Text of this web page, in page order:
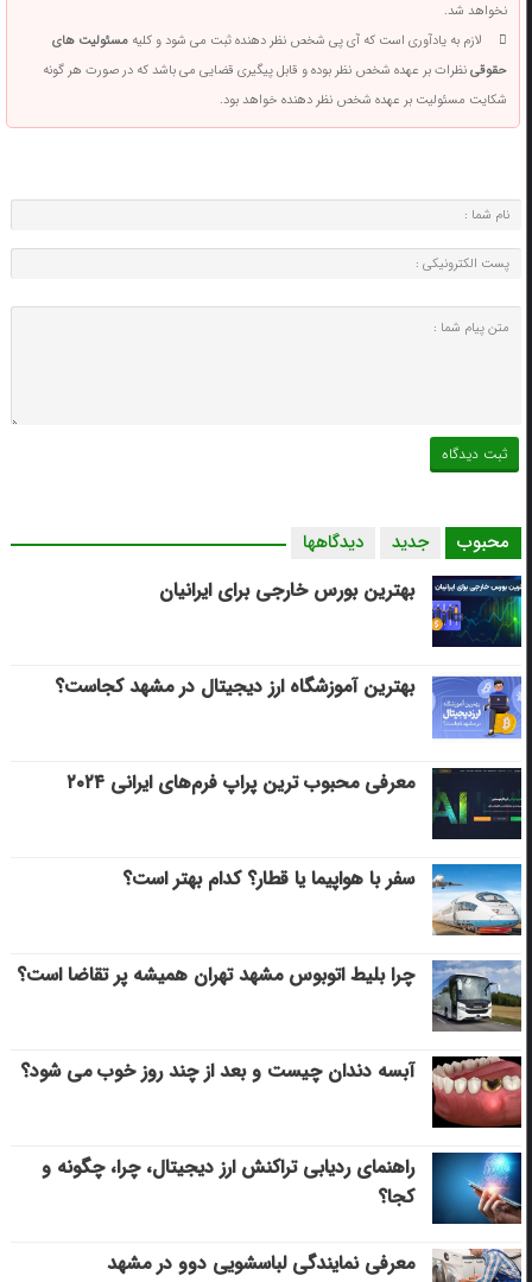
نخواهد شد.
لازم به یادآوری است که آی پی شخص نظر دهنده ثبت می شود و کلیهمسئولیت های
حقوقینظرات بر عهده شخص نظر بوده و قابل پیگیری قضایی می باشد که در صورت هر گونه
شکایت مسئولیت بر عهده شخص نظر دهنده خواهد بود.
محبوب جدید دیدگاهها
بهترین بورس خارجی برای ایرانیان
بهترین آموزشگاه ارز دیجیتال در مشهد کجاست؟
معرفی محبوب ترین پراپ فرم‌های ایرانی ۲۰۲۴
سفر با هواپیما یا قطار؟ کدام بهتر است؟
چرا بلیط اتوبوس مشهد تهران همیشه پر تقاضا است؟
آبسه دندان چیست و بعد از چند روز خوب می‌ شود؟
راهنمای ردیابی تراکنش ارز دیجیتال، چرا، چگونه و
کجا؟
معرفی نمایندگی لباسشویی دوو در مشهد